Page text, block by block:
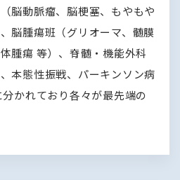
脳動脈瘤、脳梗塞、もやもや
脳腫瘍班（グリオーマ、髄膜
腫瘍 等）、脊髄・機能外科
本態性振戦、パーキンソン病
かれており各々が最先端の